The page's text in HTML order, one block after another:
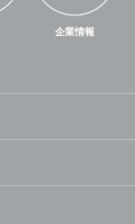
企業情報